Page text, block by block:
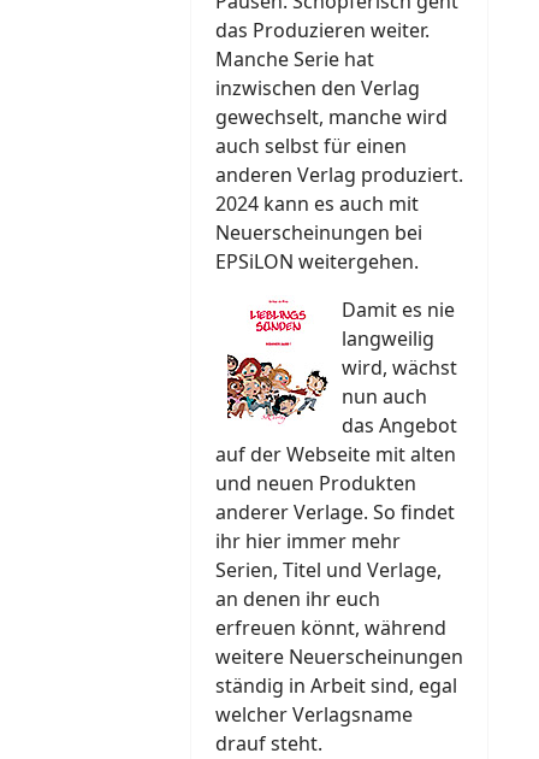
das Produzieren weiter.
Manche Serie hat
inzwischen den Verlag
gewechselt, manche wird
auch selbst für einen
anderen Verlag produziert.
2024 kann es auch mit
Neuerscheinungen bei
EPSiLON weitergehen.
Damit es nie
langweilig
wird, wächst
nun auch
das Angebot
auf der Webseite mit alten
und neuen Produkten
anderer Verlage. So findet
ihr hier immer mehr
Serien, Titel und Verlage,
an denen ihr euch
erfreuen könnt, während
weitere Neuerscheinungen
ständig in Arbeit sind, egal
welcher Verlagsname
drauf steht.